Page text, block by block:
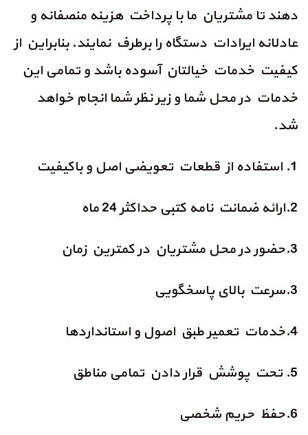
دهند تا مشتریان ما با پرداخت هزینه منصفانه و
عادلانه ایرادات دستگاه را برطرف نمایند. بنابراین از
کیفیت خدمات خیالتان آسوده باشد و تمامی این
خدمات در محل شما و زیر نظر شما انجام خواهد
شد.
1. استفاده از قطعات تعویضی اصل و باکیفیت
2.ارائه ضمانت نامه کتبی حداکثر 24 ماه
3.حضور در محل مشتریان در کمترین زمان
3.سرعت بالای پاسخگویی
4.خدمات تعمیر طبق اصول و استانداردها
5. تحت پوشش قرار دادن تمامی مناطق
6.حفظ حریم شخصی